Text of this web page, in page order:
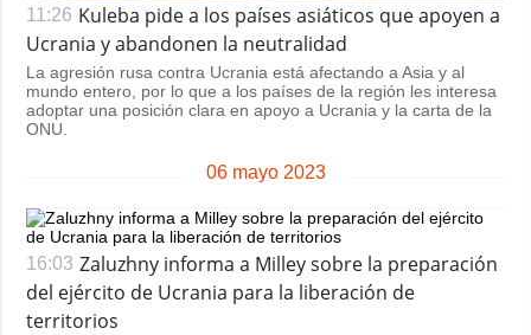
11:26 Kuleba pide a los países asiáticos que apoyen a
Ucrania y abandonen la neutralidad
La agresión rusa contra Ucrania está afectando a Asia y al
mundo entero, por lo que a los países de la región les interesa
adoptar una posición clara en apoyo a Ucrania y la carta de la
ONU.
06 mayo 2023
16:03 Zaluzhny informa a Milley sobre la preparación
del ejército de Ucrania para la liberación de
territorios